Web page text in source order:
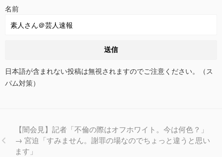
名前
日本語が含まれない投稿は無視されますのでご注意ください。（ス
パム対策）
【闇会見】記者「不倫の際はオフホワイト。今は何色？」
→ 宮迫「すみません。謝罪の場なのでちょっと違うと思い
ます」